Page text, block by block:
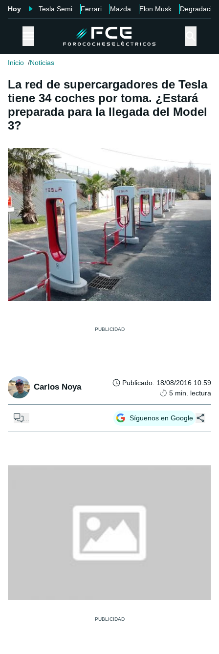
Hoy Tesla Semi Ferrari Mazda Elon Musk Degradación
Inicio Noticias
La red de supercargadores de Tesla
tiene 34 coches por toma. ¿Estará
preparada para la llegada del Model
3?
Carlos Noya Publicado: 18/08/2016 10:59
5 min. lectura
Síguenos en Google